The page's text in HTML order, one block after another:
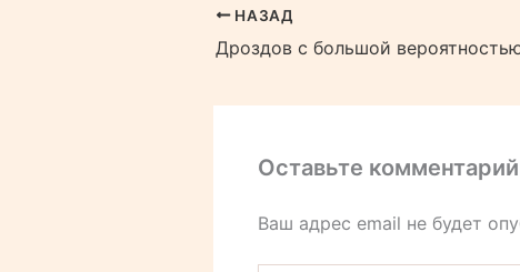
НАЗАД
Оставьте комментарий
Ваш адрес email не будет